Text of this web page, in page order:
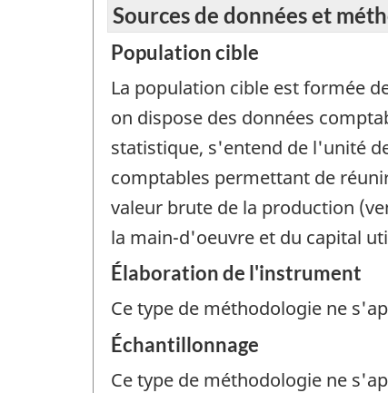
Sources de données et
Population cible
La population cible est formée
on dispose des données
statistique, s'entend de l'unité
comptables permettant de
valeur brute de la production
la main-d'oeuvre et du capital
Élaboration de l'instrument
Ce type de méthodologie ne
Échantillonnage
Ce type de méthodologie ne